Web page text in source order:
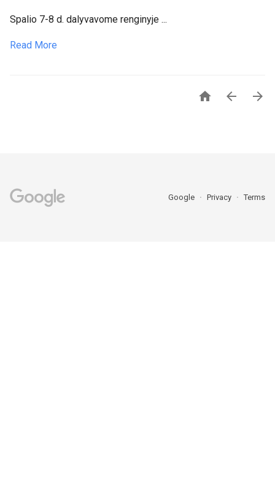
Spalio 7-8 d. dalyvavome renginyje ...
Read More
  
Google Privacy Terms